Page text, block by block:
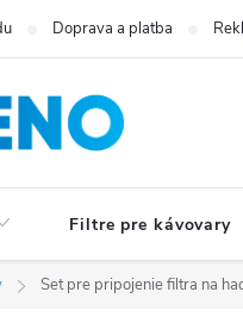
Doprava a platba
Filtre pre kávovary
Set pre pripojenie filtra na